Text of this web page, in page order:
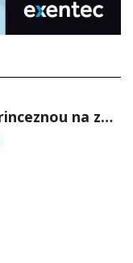
Prohlídka s princeznou na zámku Stekník